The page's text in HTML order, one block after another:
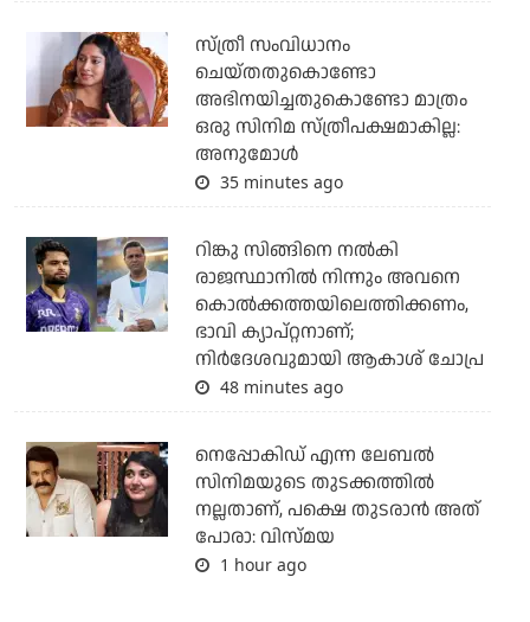
സ്ത്രീ സംവിധാനം
ചെയ്തതുകൊണ്ടോ
അഭിനയിച്ചതുകൊണ്ടോ മാത്രം
ഒരു സിനിമ സ്ത്രീപക്ഷമാകില്ല:
അനുമോൾ
35 minutes ago
റിങ്കു സിങ്ങിനെ നൽകി
രാജസ്ഥാനിൽ നിന്നും അവനെ
കൊൽ‌ക്കത്തയിലെത്തിക്കണം,
ഭാവി ക്യാപ്റ്റനാണ്;
നിർദേശവുമായി ആകാശ് ചോപ്ര
48 minutes ago
നെപ്പോകിഡ് എന്ന ലേബൽ
സിനിമയുടെ തുടക്കത്തിൽ
നല്ലതാണ്, പക്ഷെ തുടരാൻ അത്
പോരാ: വിസ്മയ
1 hour ago